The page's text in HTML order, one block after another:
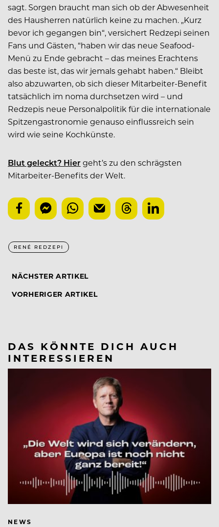
sagt. Sorgen braucht man sich ob der Abwesenheit
des Hausherren natürlich keine zu machen. „Kurz
bevor ich gegangen bin“, versichert Redzepi seinen
Fans und Gästen, “haben wir das neue Seafood-
Menü zu Ende gebracht – das meines Erachtens
das beste ist, das wir jemals gehabt haben.“ Bleibt
also abzuwarten, ob sich dieser Mitarbeiter-Benefit
tatsächlich im noma durchsetzen wird – und
Redzepis neue Personalpolitik für die internationale
Spitzengastronomie genauso einflussreich sein
wird wie seine Kochkünste.
Blut geleckt? Hiergeht’s zu den schrägsten
Mitarbeiter-Benefits der Welt.
RENÉ REDZEPI
NÄCHSTER ARTIKEL
VORHERIGER ARTIKEL
DAS KÖNNTE DICH AUCH
INTERESSIEREN
NEWS